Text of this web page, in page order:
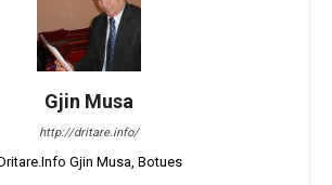
Gjin Musa
http://dritare.info/
Gjin Musa, Botues